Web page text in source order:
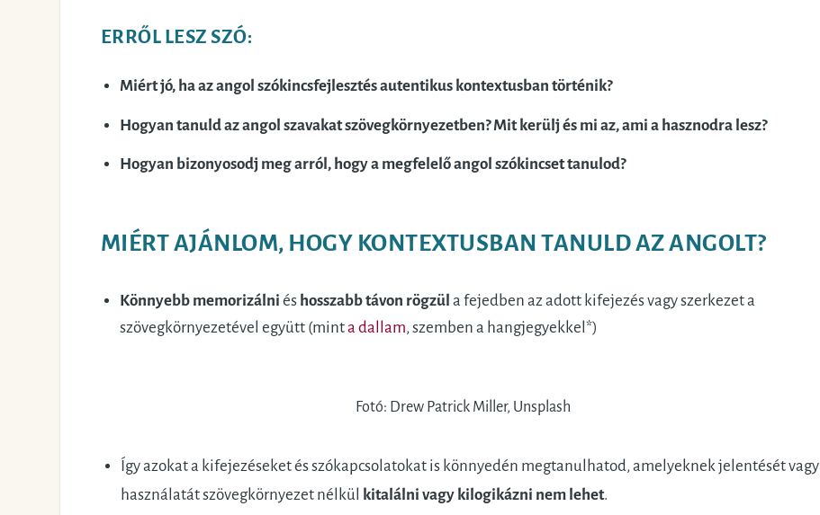
ERRŐL LESZ SZÓ:
Miért jó, ha az angol szókincsfejlesztés autentikus kontextusban történik?
Hogyan tanuld az angol szavakat szövegkörnyezetben? Mit kerülj és mi az, ami a hasznodra lesz?
Hogyan bizonyosodj meg arról, hogy a megfelelő angol szókincset tanulod?
MIÉRT AJÁNLOM, HOGY KONTEXTUSBAN TANULD AZ ANGOLT?
Könnyebb memorizálni és hosszabb távon rögzül a fejedben az adott kifejezés vagy szerkezet a
szövegkörnyezetével együtt (minta dallam, szemben a hangjegyekkel*)
Fotó: Drew Patrick Miller, Unsplash
Így azokat a kifejezéseket és szókapcsolatokat is könnyedén megtanulhatod, amelyeknek jelentését vagy
használatát szövegkörnyezet nélkül
kitalálni vagy kilogikázni nem lehet.